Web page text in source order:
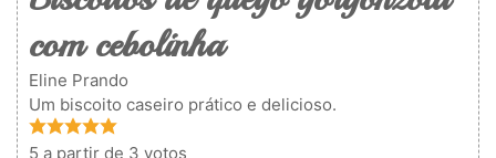
com cebolinha
Eline Prando
Um biscoito caseiro prático e delicioso.
5 a partir de 3 votos